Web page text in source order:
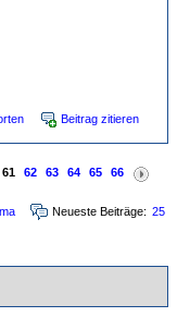
Beitrag zitieren
61 62 63 64 65 66
Neueste Beiträge: 25